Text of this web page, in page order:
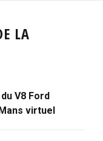
LA
V8 Ford
virtuel